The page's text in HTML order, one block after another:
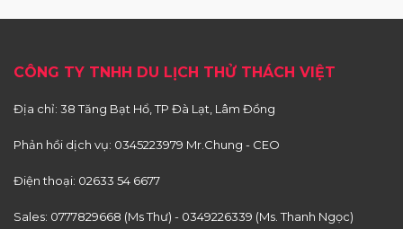
CÔNG TY TNHH DU LỊCH THỬ THÁCH VIỆT
Địa chỉ: 38 Tăng Bạt Hổ, TP Đà Lạt, Lâm Đồng
Phản hồi dịch vụ: 0345223979 Mr.Chung - CEO
Điện thoại: 02633 54 6677
Sales: 0777829668 (Ms Thư) - 0349226339 (Ms. Thanh Ngọc)